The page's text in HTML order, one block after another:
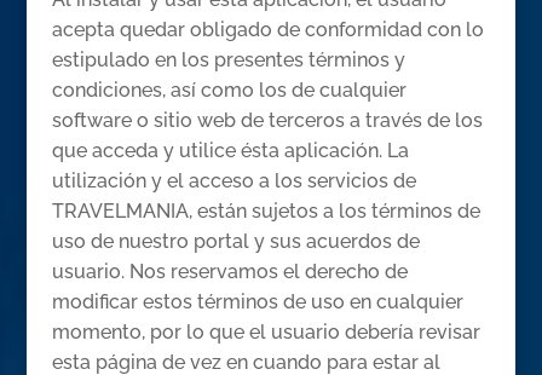
acepta quedar obligado de conformidad con lo
estipulado en los presentes términos y
condiciones, así como los de cualquier
software o sitio web de terceros a través de los
que acceda y utilice ésta aplicación. La
utilización y el acceso a los servicios de
TRAVELMANIA, están sujetos a los términos de
uso de nuestro portal y sus acuerdos de
usuario. Nos reservamos el derecho de
modificar estos términos de uso en cualquier
momento, por lo que el usuario debería revisar
esta página de vez en cuando para estar al